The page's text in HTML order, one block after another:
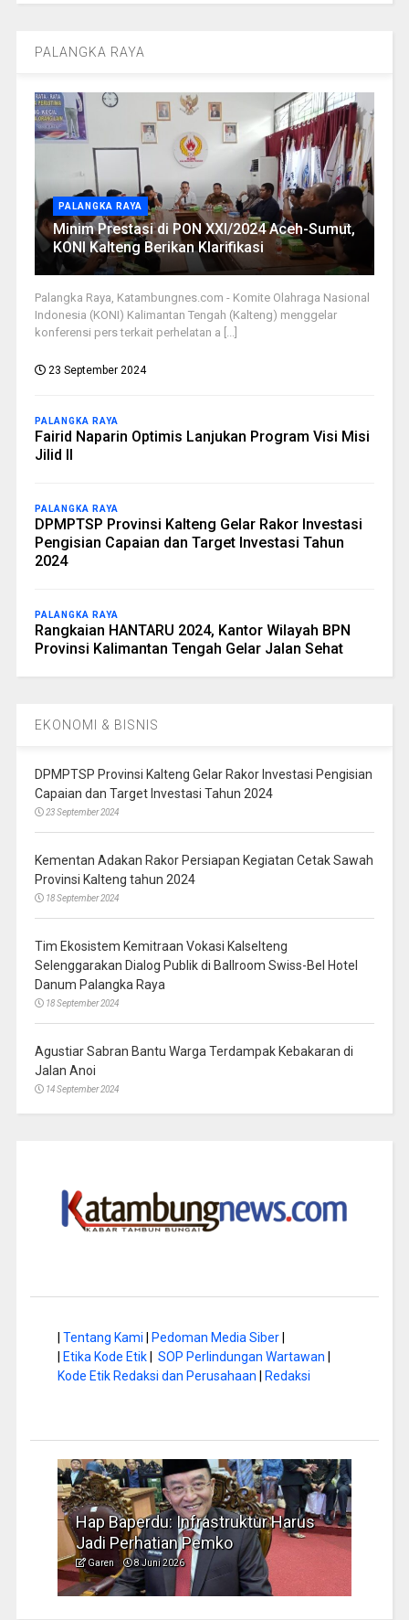
PALANGKA RAYA
PALANGKA RAYA
Minim Prestasi di PON XXI/2024 Aceh-Sumut,
KONI Kalteng Berikan Klarifikasi
Palangka Raya, Katambungnes.com - Komite Olahraga Nasional
Indonesia (KONI) Kalimantan Tengah (Kalteng) menggelar
konferensi pers terkait perhelatan a [...]
23 September 2024
PALANGKA RAYA
Fairid Naparin Optimis Lanjukan Program Visi Misi
Jilid II
PALANGKA RAYA
DPMPTSP Provinsi Kalteng Gelar Rakor Investasi
Pengisian Capaian dan Target Investasi Tahun
2024
PALANGKA RAYA
Rangkaian HANTARU 2024, Kantor Wilayah BPN
Provinsi Kalimantan Tengah Gelar Jalan Sehat
EKONOMI & BISNIS
DPMPTSP Provinsi Kalteng Gelar Rakor Investasi Pengisian
Capaian dan Target Investasi Tahun 2024
23 September 2024
Kementan Adakan Rakor Persiapan Kegiatan Cetak Sawah
Provinsi Kalteng tahun 2024
18 September 2024
Tim Ekosistem Kemitraan Vokasi Kalselteng
Selenggarakan Dialog Publik di Ballroom Swiss-Bel Hotel
Danum Palangka Raya
18 September 2024
Agustiar Sabran Bantu Warga Terdampak Kebakaran di
Jalan Anoi
14 September 2024
Tentang Kami Pedoman Media Siber|
Etika Kode Etik| SOP Perlindungan Wartawan
Kode Etik Redaksi dan Perusahaan
Redaksi
Hap Baperdu: Infrastruktur Harus
Jadi Perhatian Pemko
Garen 8 Juni 2026